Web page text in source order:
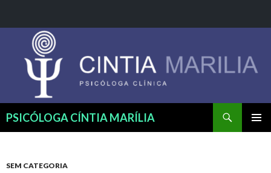
PSICÓLOGA CÍNTIA MARÍLIA
Pesquisar
CONTEÚDO
SEM CATEGORIA